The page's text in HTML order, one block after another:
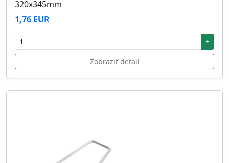
320x345mm
1,76 EUR
+
Zobraziť detail